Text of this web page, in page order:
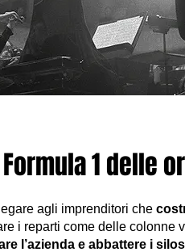
1 delle
agli imprenditori che
i reparti come delle colonne
l’azienda e abbattere i silos